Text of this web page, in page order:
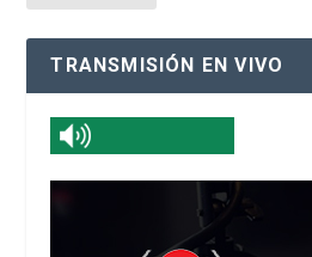
TRANSMISIÓN EN VIVO